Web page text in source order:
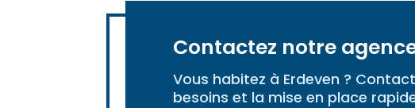
Contactez notre
Vous habitez à Erdeven ?
besoins et la mise en place